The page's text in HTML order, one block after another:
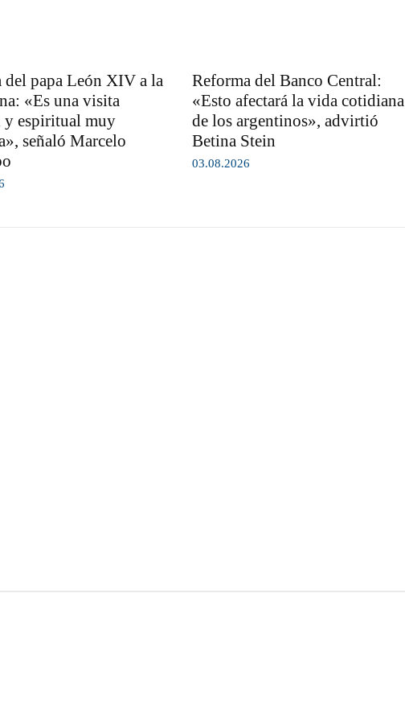
del papa León XIV a la
«Es una visita
y espiritual muy
señaló Marcelo
Reforma del Banco Central:
«Esto afectará la vida cotidiana
de los argentinos», advirtió
Betina Stein
03.08.2026